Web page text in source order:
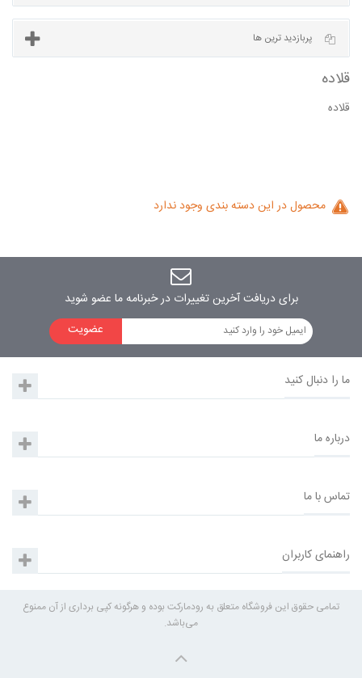
آخرین مطالب
مطالب پیشنهادی
قلاده
محصول در این دسته بندی وجود ندارد
برای دریافت آخرین تغییرات در خبرنامه ما عضو شوید
عضویت
ما را دنبال کنید
درباره ما
تماس با ما
راهنمای کاربران
تمامی حقوق این فروشگاه متعلق به رودمارکت بوده و هرگونه کپی برداری از آن ممنوع
می‌باشد.